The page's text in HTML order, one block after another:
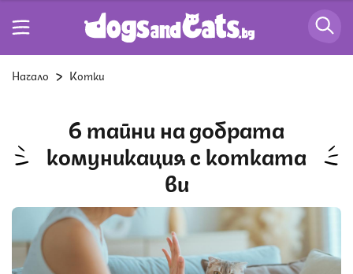
Начало Котки
6 тайни на добрата
комуникация с котката
ви